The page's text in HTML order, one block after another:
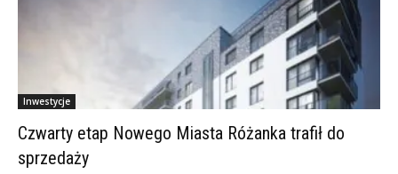
Inwestycje
Czwarty etap Nowego Miasta Różanka trafił do
sprzedaży